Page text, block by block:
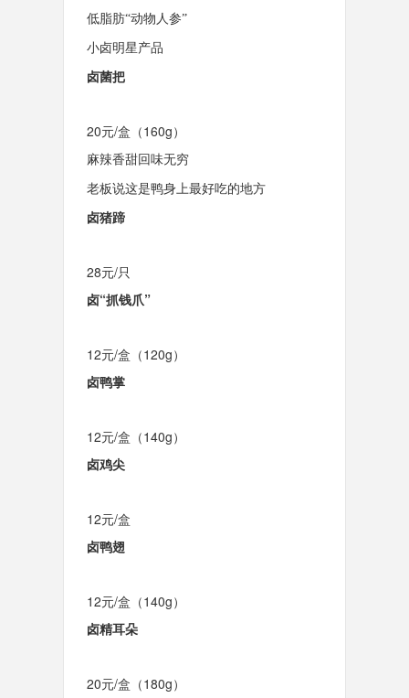
低脂肪“动物人参”
小卤明星产品
卤菌把
20元/盒（160g）
麻辣香甜回味无穷
老板说这是鸭身上最好吃的地方
卤猪蹄
28元/只
卤“抓钱爪”
12元/盒（120g）
卤鸭掌
12元/盒（140g）
卤鸡尖
12元/盒
卤鸭翅
12元/盒（140g）
卤精耳朵
20元/盒（180g）